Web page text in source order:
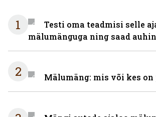
1
Testi oma teadmisi selle
mälumänguga ning saad
2 Mälumäng: mis või kes